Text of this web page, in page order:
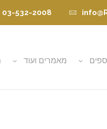
03-532-2008
מאמרים ועוד